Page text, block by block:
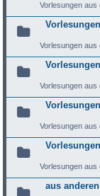
Vorlesungen aus
Vorlesungen aus
Vorlesungen aus
Vorlesungen aus
Vorlesungen
aus